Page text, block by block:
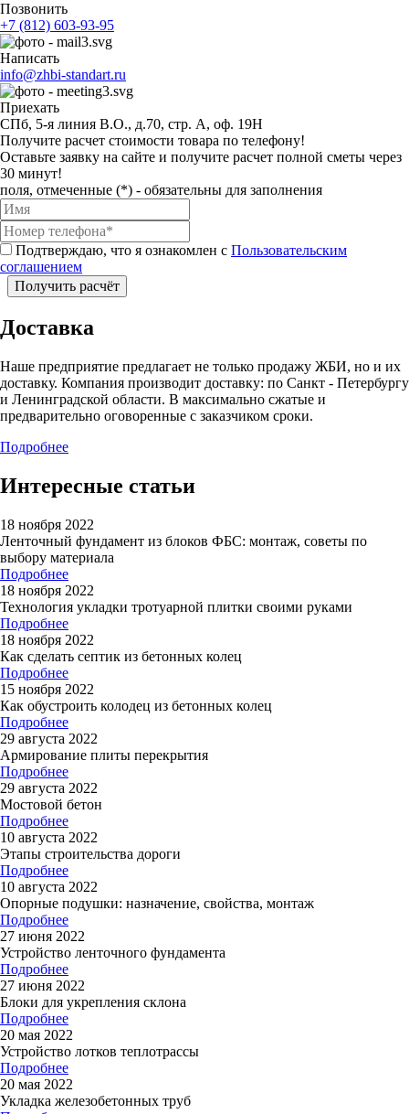
Позвонить
+7 (812) 603-93-95
Написать
info@zhbi-standart.ru
Приехать
СПб, 5-я линия В.О., д.70, стр. А, оф. 19Н
Получите расчет стоимости товара по телефону!
Оставьте заявку на сайте и получите расчет полной сметы через
30 минут!
поля, отмеченные (*) - обязательны для заполнения
Подтверждаю, что я ознакомлен с Пользовательским
соглашением
Получить расчёт
Доставка
Наше предприятие предлагает не только продажу ЖБИ, но и их
доставку. Компания производит доставку: по Санкт - Петербургу
и Ленинградской области. В максимально сжатые и
предварительно оговоренные с заказчиком сроки.
Подробнее
Интересные статьи
18 ноября 2022
Ленточный фундамент из блоков ФБС: монтаж, советы по
выбору материала
Подробнее
18 ноября 2022
Технология укладки тротуарной плитки своими руками
Подробнее
18 ноября 2022
Как сделать септик из бетонных колец
Подробнее
15 ноября 2022
Как обустроить колодец из бетонных колец
Подробнее
29 августа 2022
Армирование плиты перекрытия
Подробнее
29 августа 2022
Мостовой бетон
Подробнее
10 августа 2022
Этапы строительства дороги
Подробнее
10 августа 2022
Опорные подушки: назначение, свойства, монтаж
Подробнее
27 июня 2022
Устройство ленточного фундамента
Подробнее
27 июня 2022
Блоки для укрепления склона
Подробнее
20 мая 2022
Устройство лотков теплотрассы
Подробнее
20 мая 2022
Укладка железобетонных труб